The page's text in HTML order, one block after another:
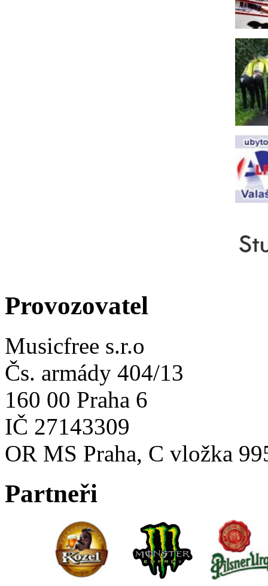
Provozovatel
Musicfree s.r.o
Čs. armády 404/13
160 00 Praha 6
IČ 27143309
OR MS Praha, C vložka
Partneři